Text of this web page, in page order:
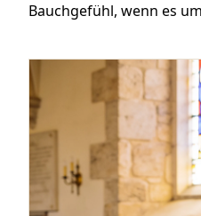
Bauchgefühl, wenn es